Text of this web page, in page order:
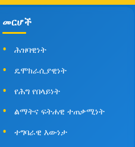
መርሆች
ሕዝባዊነት
ዴሞክራሲያዊነት
የሕግ የበላይነት
ልማትና ፍትሐዊ ተጠቃሚነት
ተግባራዊ እውነታ